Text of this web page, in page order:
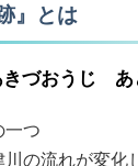
』とは
づおうじ あ
一つ
川の流れが変化